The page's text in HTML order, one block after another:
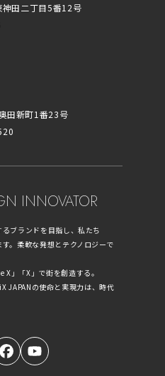
神田二丁目5番12号
田新町1番23号
INNOVATOR
ブランドを目指し、私たち
。柔軟な発想とテクノロジーで
」「X」で街を創造する。
JAPANの使命と実現力は、時代